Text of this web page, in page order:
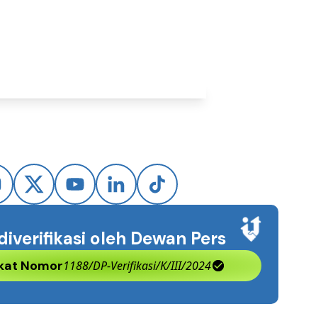
oleh Dewan Pers
Nomor1188/DP-Verifikasi/K/III/2024